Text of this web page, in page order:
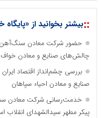
::بیشتر بخوانید از «پایگاه
حضور شرکت معادن سنگ‌آهن
چالش‌های صنایع و معادن خواف
صنایع و معادن احیاء سپاهان
خدمت‌رسانی شرکت معادن
پیکر مطهر سیدالشهدای انقلاب